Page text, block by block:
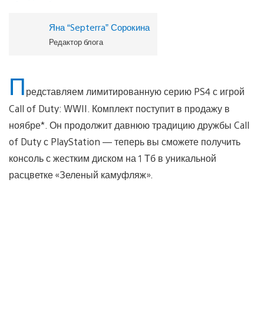
Яна “Septerra” Сорокина
Редактор блога
Представляем лимитированную серию PS4 с игрой
Call of Duty: WWII. Комплект поступит в продажу в
ноябре*. Он продолжит давнюю традицию дружбы Call
of Duty с PlayStation — теперь вы сможете получить
консоль с жестким диском на 1 Тб в уникальной
расцветке «Зеленый камуфляж».